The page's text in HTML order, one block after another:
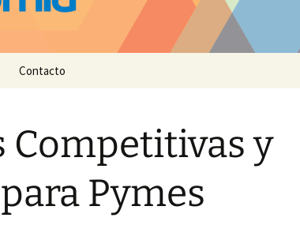
Contacto
Competitivas y
Pymes